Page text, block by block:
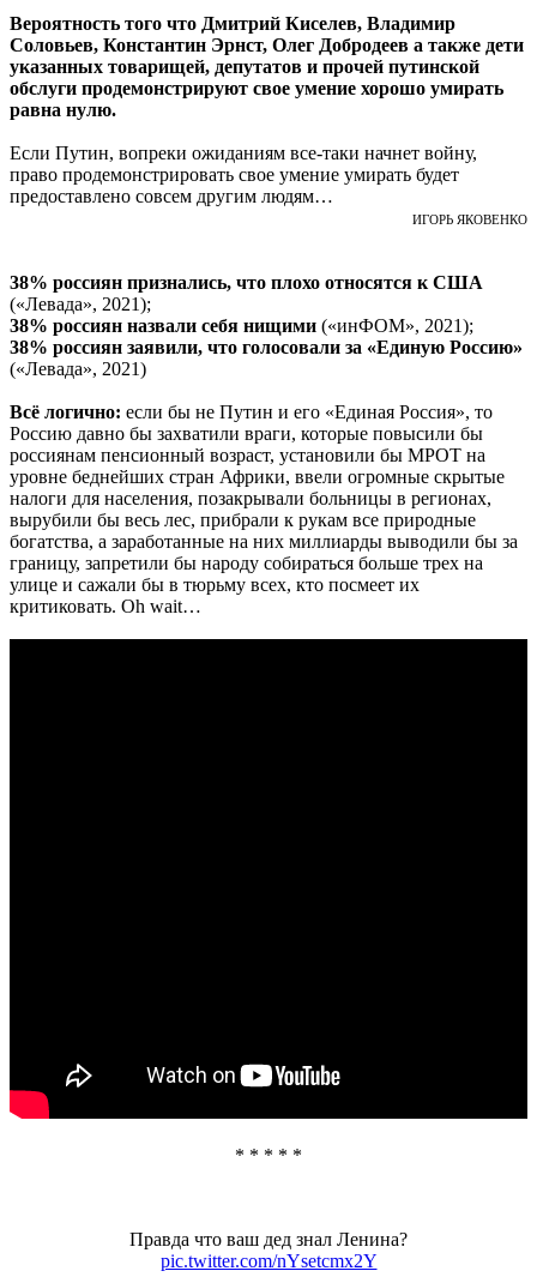
Вероятность того что Дмитрий Киселев, Владимир
Соловьев, Константин Эрнст, Олег Добродеев а также дети
указанных товарищей, депутатов и прочей путинской
обслуги продемонстрируют свое умение хорошо умирать
равна нулю.
Если Путин, вопреки ожиданиям все-таки начнет войну,
право продемонстрировать свое умение умирать будет
предоставлено совсем другим людям…
ИГОРЬ ЯКОВЕНКО
38% россиян признались, что плохо относятся к США
(«Левада», 2021);
38% россиян назвали себя нищими («инФОМ», 2021);
38% россиян заявили, что голосовали за «Единую Россию»
(«Левада», 2021)
Всё логично: если бы не Путин и его «Единая Россия», то
Россию давно бы захватили враги, которые повысили бы
россиянам пенсионный возраст, установили бы МРОТ на
уровне беднейших стран Африки, ввели огромные скрытые
налоги для населения, позакрывали больницы в регионах,
вырубили бы весь лес, прибрали к рукам все природные
богатства, а заработанные на них миллиарды выводили бы за
границу, запретили бы народу собираться больше трех на
улице и сажали бы в тюрьму всех, кто посмеет их
критиковать. Oh wait…
* * * * *
Правда что ваш дед знал Ленина?
pic.twitter.com/nYsetcmx2Y